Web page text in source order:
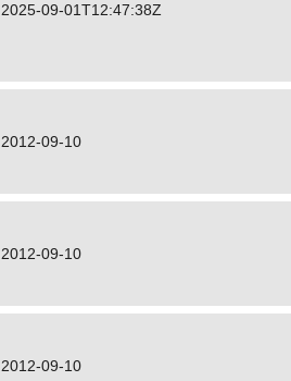
2025-09-01T12:47:38Z
2012-09-10
2012-09-10
2012-09-10